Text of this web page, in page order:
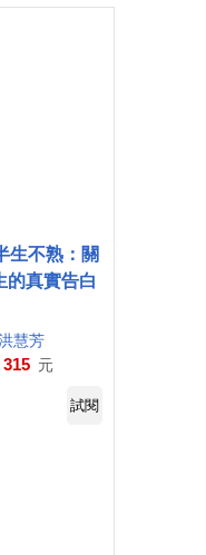
生不熟：關
的真實告白
慧芳
315 元
試閱